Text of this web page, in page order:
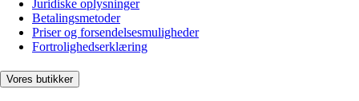
Juridiske oplysninger
Betalingsmetoder
Priser og forsendelsesmuligheder
Fortrolighedserklæring
Vores butikker